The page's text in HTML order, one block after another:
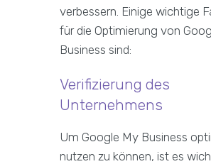
verbessern. Einige wichtige
für die Optimierung von
Business sind:
Verifizierung des
Unternehmens
Um Google My Business
nutzen zu können, ist es